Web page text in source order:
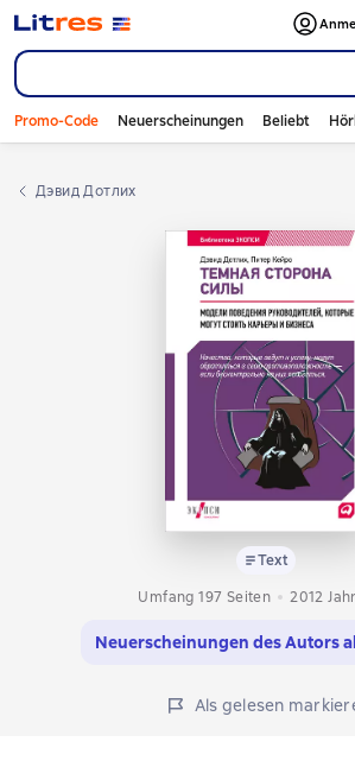
Promo-Code Neuerscheinungen Beliebt
Дэвид Дотлих
Text
Umfang 197 Seiten
2012 Jahr
Neuerscheinungen des Autors
Als gelesen